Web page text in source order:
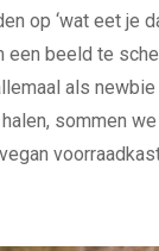
op ‘wat eet je
een beeld te
als newbie
sommen